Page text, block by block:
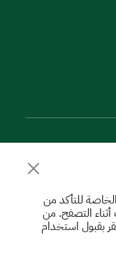
للتأكد من
التصفح. من
بقبول استخدام